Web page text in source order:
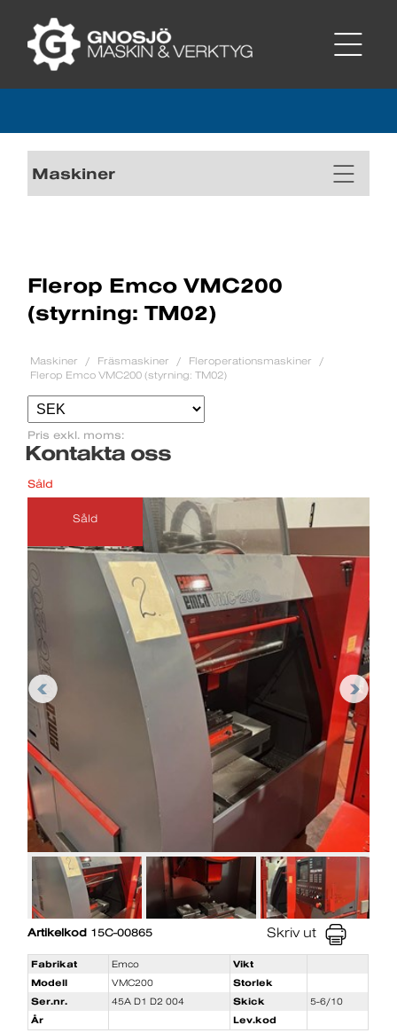
Maskiner
Flerop Emco VMC200
(styrning: TM02)
Maskiner Fräsmaskiner
Fleroperationsmaskiner
Flerop Emco VMC200 (styrning: TM02)
Pris exkl. moms:
Kontakta oss
Såld
Såld
Artikelkod 15C-00865 Skriv ut
Fabrikat Emco
Vikt
Modell
VMC200
Storlek
Ser.nr.
45A D1 D2 004 Skick
5-6/10
År
Lev.kod